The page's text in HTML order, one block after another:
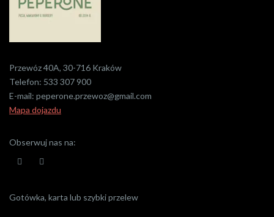
Przewóz 40A, 30-716 Kraków
Telefon: 533 307 900
E-mail: peperone.przewoz@gmail.com
Mapa dojazdu
Obserwuj nas na:
Gotówka, karta lub szybki przelew